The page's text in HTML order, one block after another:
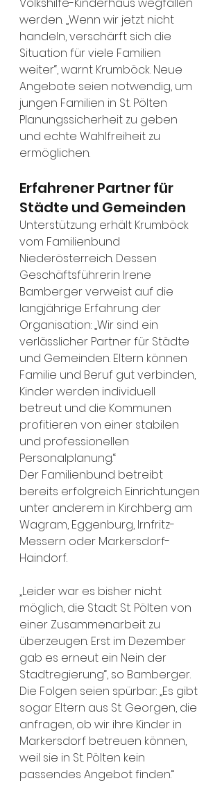
Volkshilfe-Kinderhaus wegfallen
werden. „Wenn wir jetzt nicht
handeln, verschärft sich die
Situation für viele Familien
weiter“, warnt Krumböck. Neue
Angebote seien notwendig, um
jungen Familien in St. Pölten
Planungssicherheit zu geben
und echte Wahlfreiheit zu
ermöglichen.
Erfahrener Partner für
Städte und Gemeinden
Unterstützung erhält Krumböck
vom Familienbund
Niederösterreich. Dessen
Geschäftsführerin Irene
Bamberger verweist auf die
langjährige Erfahrung der
Organisation: „Wir sind ein
verlässlicher Partner für Städte
und Gemeinden. Eltern können
Familie und Beruf gut verbinden,
Kinder werden individuell
betreut und die Kommunen
profitieren von einer stabilen
und professionellen
Personalplanung.“
Der Familienbund betreibt
bereits erfolgreich Einrichtungen
unter anderem in Kirchberg am
Wagram, Eggenburg, Irnfritz-
Messern oder Markersdorf-
Haindorf.
„Leider war es bisher nicht
möglich, die Stadt St. Pölten von
einer Zusammenarbeit zu
überzeugen. Erst im Dezember
gab es erneut ein Nein der
Stadtregierung“, so Bamberger.
Die Folgen seien spürbar: „Es gibt
sogar Eltern aus St. Georgen, die
anfragen, ob wir ihre Kinder in
Markersdorf betreuen können,
weil sie in St. Pölten kein
passendes Angebot finden.“